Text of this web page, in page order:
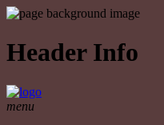
Header Info
menu